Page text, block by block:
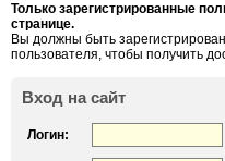
Только зарегистрированные
странице.
Вы должны быть
пользователя, чтобы получить
Вход на сайт
Логин: